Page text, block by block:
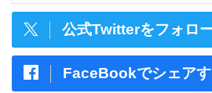
公式Twitterをフォロ
FaceBookでシェア